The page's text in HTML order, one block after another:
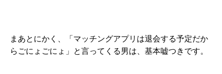
まあとにかく、「マッチングアプリは退会する予定だか
らごにょごにょ」と言ってくる男は、基本嘘つきです。